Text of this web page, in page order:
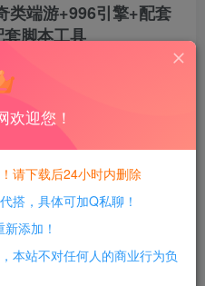
免上当受骗！
本网站的文章部分内容可能来源于网络，仅供大家学习与参考，如有侵权，请联系站长QQ466107887进行删除处理。
类端游+996引擎+配套
脚本工具
分！所有资源可以使用
复了图标和物品显示不正
欢迎您！
请下载后24小时内删除
搭，具体可加Q私聊！
添加！
本站不对任何人的商业行为负